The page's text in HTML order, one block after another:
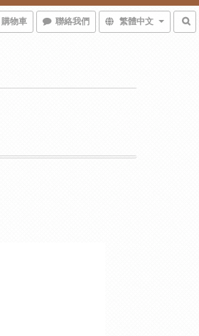
購物車 聯絡我們 繁體中文